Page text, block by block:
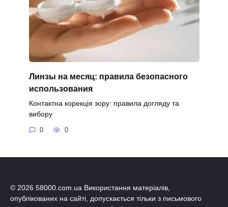
Линзы на месяц: правила безопасного
использования
Контактна корекція зору: правила догляду та
вибору
0 0
© 2026 58000.com.ua Використання матеріалів,
опублікованих на сайті, допускається тільки з письмового